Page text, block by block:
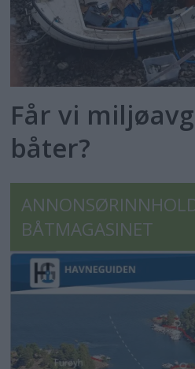
Får vi
båter?
BÅTMAGASINET